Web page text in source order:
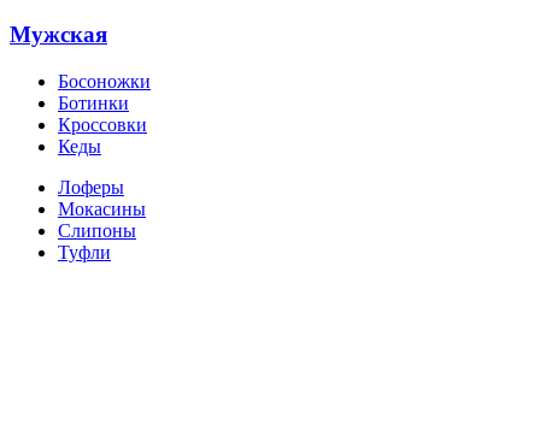
Мужская
Босоножки
Ботинки
Кроссовки
Кеды
Лоферы
Мокасины
Слипоны
Туфли